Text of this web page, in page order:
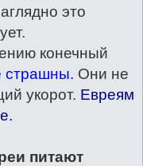
это
конечный
страшны. Они не
укорот. Евреям
питают